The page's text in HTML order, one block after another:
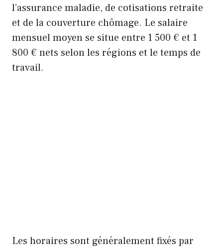
l’assurance maladie, de cotisations retraite
et de la couverture chômage. Le salaire
mensuel moyen se situe entre 1 500 € et 1
800 € nets selon les régions et le temps de
travail.
Les horaires sont généralement fixés par